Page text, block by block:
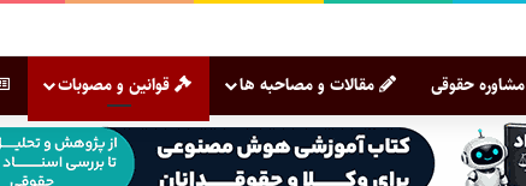
مشاوره حقوقی مقالات و مصاحبه ها قوانین و مصوبات